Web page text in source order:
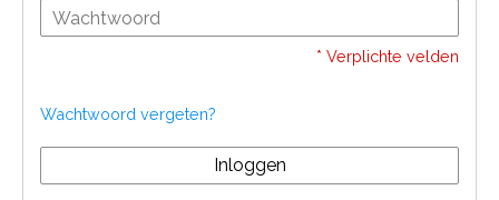
* Verplichte velden
Wachtwoord vergeten?
Inloggen